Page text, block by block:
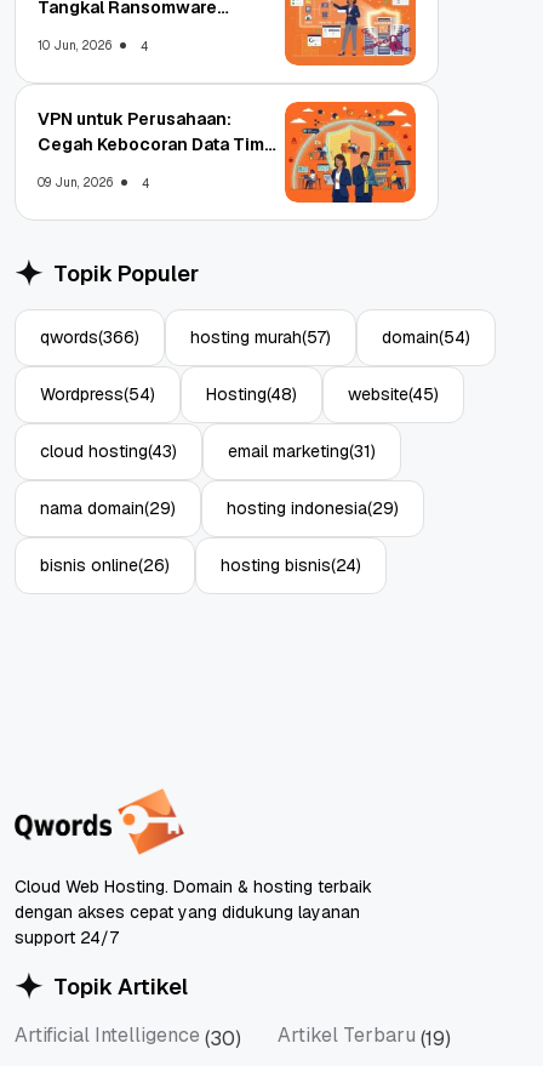
Tangkal Ransomware
10 Jun, 2026 4
VPN untuk Perusahaan:
Cegah Kebocoran Data Tim
09 Jun, 2026 4
Topik Populer
qwords(366) hosting murah(57) domain(54)
Wordpress(54) Hosting(48) website(45)
cloud hosting(43) email marketing(31)
nama domain(29) hosting indonesia(29)
bisnis online(26) hosting bisnis(24)
Cloud Web Hosting. Domain & hosting terbaik
dengan akses cepat yang didukung layanan
support 24/7
Topik Artikel
Artificial Intelligence (30) Artikel Terbaru (19)